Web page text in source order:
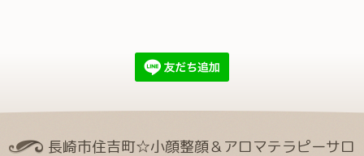
長崎市住吉町☆小顔整顔＆アロマテラピーサロ